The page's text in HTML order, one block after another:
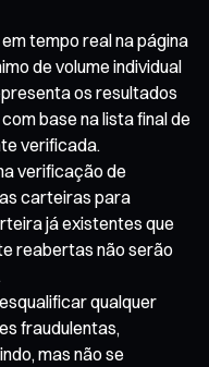
tempo real na página
de volume individual
os resultados
base na lista final de
verificada.
verificação de
carteiras para
já existentes que
reabertas não serão
qualquer
fraudulentas,
mas não se